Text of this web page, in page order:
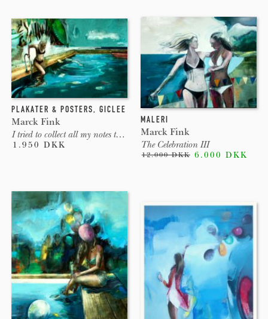
MALERI
Marck Fink
The Celebration III
12.000 DKK 6.000 DKK
PLAKATER & POSTERS, GICLEE
Marck Fink
I tried to collect all my notes to self
1.950 DKK